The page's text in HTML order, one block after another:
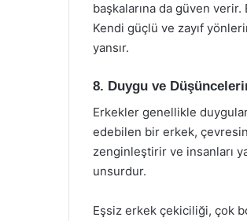
başkalarına da güven
Kendi güçlü ve zayıf
yansır.
8. Duygu ve
Erkekler genellikle
edebilen bir erkek,
zenginleştirir ve insanları
unsurdur.
Eşsiz erkek çekiciliği, çok